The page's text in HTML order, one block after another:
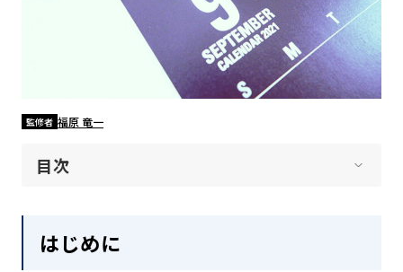
監修者 福原 竜一
目次
はじめに